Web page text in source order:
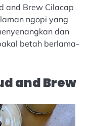
and Brew Cilacap
ngopi yang
dan
betah berlama-
and Brew